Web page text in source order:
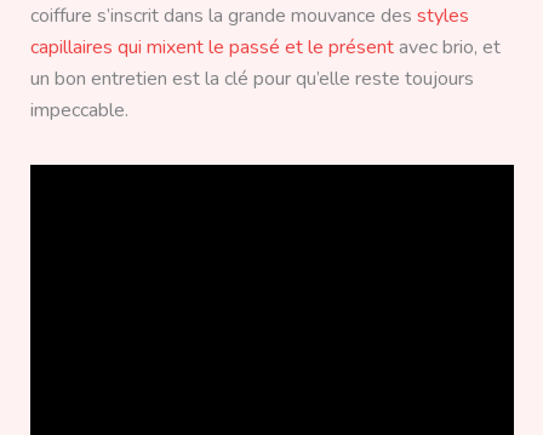
coiffure s’inscrit dans la grande mouvance des styles
capillaires qui mixent le passé et le présentavec brio, et
un bon entretien est la clé pour qu’elle reste toujours
impeccable.